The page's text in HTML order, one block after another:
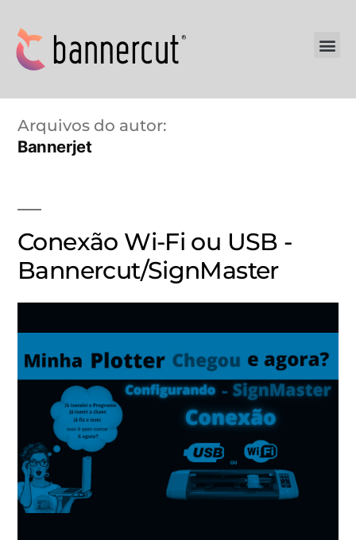
Arquivos do autor:
Bannerjet
Conexão Wi-Fi ou USB -
Bannercut/SignMaster